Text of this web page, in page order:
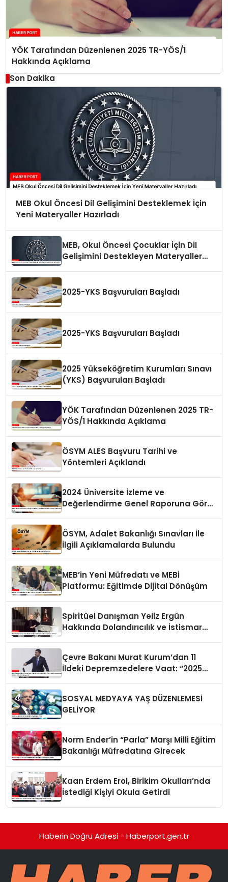
YÖK Tarafından Düzenlenen 2025 TR-YÖS/1
Hakkında Açıklama
Son Dakika
MEB Okul Öncesi Dil Gelişimini Desteklemek İçin
Yeni Materyaller Hazırladı
MEB, Okul Öncesi Çocuklar İçin Dil
Gelişimini Destekleyen Materyaller
2025-YKS Başvuruları Başladı
2025-YKS Başvuruları Başladı
2025 Yükseköğretim Kurumları Sınavı
(YKS) Başvuruları Başladı
YÖK Tarafından Düzenlenen 2025 TR-
YÖS/1 Hakkında Açıklama
ÖSYM ALES Başvuru Tarihi ve
Yöntemleri Açıklandı
2024 Üniversite İzleme ve
Değerlendirme Genel Raporuna Göre
ÖSYM, Adalet Bakanlığı Sınavları İle
İlgili Açıklamalarda Bulundu
MEB’in Yeni Müfredatı ve MEBİ
Platformu: Eğitimde Dijital Dönüşüm
Spiritüel Danışman Yeliz Ergün
Hakkında Dolandırıcılık ve İstismar
Çevre Bakanı Murat Kurum’dan 11
İldeki Depremzedelere Vaat: “2025
SOSYAL MEDYAYA YAŞ DÜZENLEMESİ
GELİYOR
Norm Ender’in “Parla” Marşı Milli Eğitim
Bakanlığı Müfredatına Girecek
Kaan Erdem Erol, Birikim Okulları’nda
İstediği Kişiyi Okula Getirdi
Haberin Doğru Adresi - Haberport.gen.tr